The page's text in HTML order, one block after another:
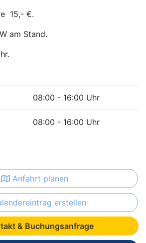
15,- €.
am Stand.
08:00 - 16:00 Uhr
08:00 - 16:00 Uhr
Anfahrt planen
erstellen
& Buchungsanfrage